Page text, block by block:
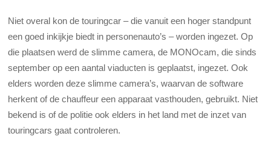
Niet overal kon de touringcar – die vanuit een hoger standpunt
een goed inkijkje biedt in personenauto’s – worden ingezet. Op
die plaatsen werd de slimme camera, de MONOcam, die sinds
september op een aantal viaducten is geplaatst, ingezet. Ook
elders worden deze slimme camera’s, waarvan de software
herkent of de chauffeur een apparaat vasthouden, gebruikt. Niet
bekend is of de politie ook elders in het land met de inzet van
touringcars gaat controleren.